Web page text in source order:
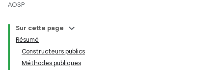
AOSP
Sur cette page
Résumé
Constructeurs publics
Méthodes publiques